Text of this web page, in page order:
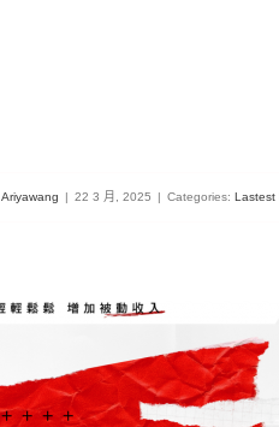
Ariyawang | 22 3 月, 2025 | Categories: Lastest
【被動收入平台】5分鐘學會如
有錢! 樂分紅完整攻略